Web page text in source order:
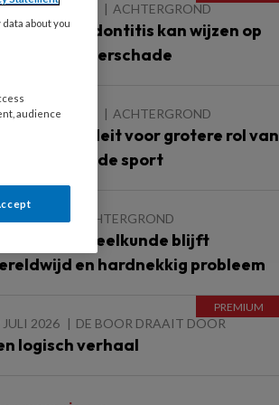
2026 ACHTERGROND
parodontitis kan wijzen op
nierschade
2026 ACHTERGROND
rapport pleit voor grotere rol van
in de sport
ACHTERGROND
tandheelkunde blijft
en hardnekkig probleem
JULI 2026 DE BOOR DRAAIT DOOR
logisch verhaal
about you
audience